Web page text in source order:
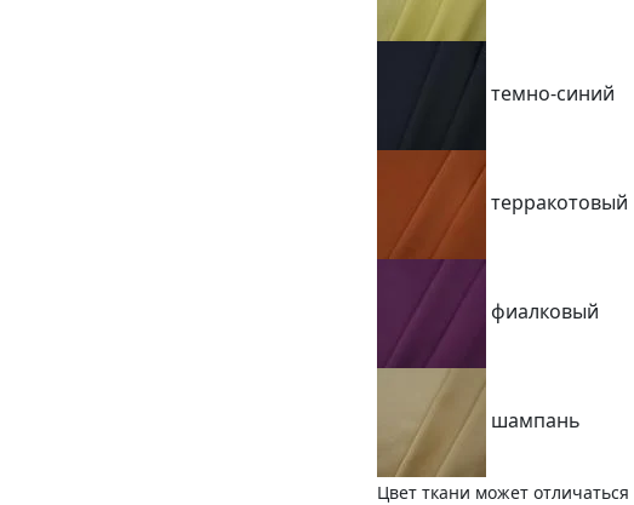
темно-синий
терракотовый
фиалковый
шампань
Цвет ткани может